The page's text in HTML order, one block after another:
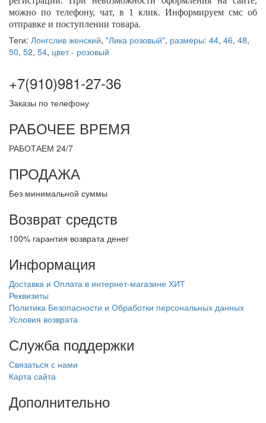
можно по телефону, чат, в 1 клик. Информируем смс об
отправке и поступлении товара.
Теги: Лонгслив женский, "Лика розовый", размеры: 44, 46, 48,
50, 52, 54, цвет - розовый
+7(910)981-27-36
Заказы по телефону
РАБОЧЕЕ ВРЕМЯ
РАБОТАЕМ 24/7
ПРОДАЖА
Без минимальной суммы
Возврат средств
100% гарантия возврата денег
Информация
Доставка и Оплата в интернет-магазине ХИТ
Реквизиты
Политика Безопасности и Обработки персональных данных
Условия возврата
Служба поддержки
Связаться с нами
Карта сайта
Дополнительно